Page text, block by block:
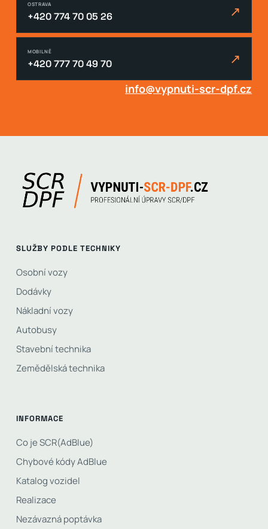
OSTRAVA
+420 774 70 05 26 ↗
MOBILNĚ
+420 777 70 49 70 ↗
info@vypnuti-scr-dpf.cz
SLUŽBY PODLE TECHNIKY
Osobní vozy
Dodávky
Nákladní vozy
Autobusy
Stavební technika
Zemědělská technika
INFORMACE
Co je SCR(AdBlue)
Chybové kódy AdBlue
Katalog vozidel
Realizace
Nezávazná poptávka